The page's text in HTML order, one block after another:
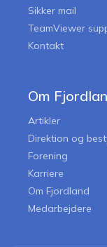
Sikker mail
TeamViewer
Kontakt
Om
Artikler
Direktion og
Forening
Karriere
Om Fjordland
Medarbejdere